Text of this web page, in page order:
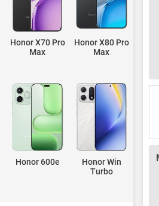
Honor X70 Pro
Max
Honor X80 Pro
Max
Honor 600e
Honor Win
Turbo